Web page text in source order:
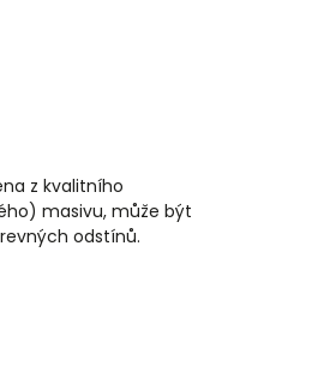
z kvalitního
masivu, může být
odstínů.